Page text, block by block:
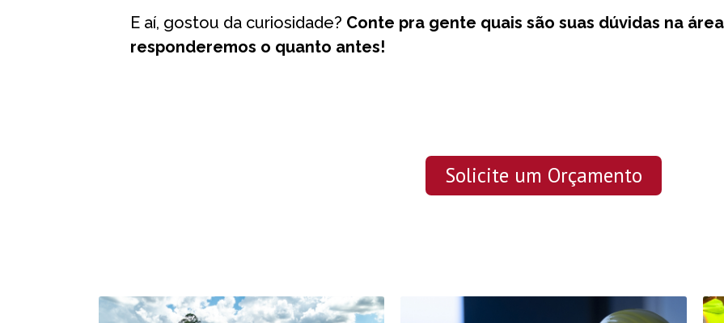
E aí, gostou da curiosidade? Conte pra gente quais são suas dúvidas na
responderemos o quanto antes!
Solicite um Orçamento